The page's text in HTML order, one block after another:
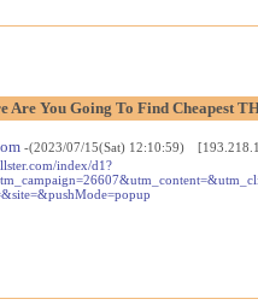
Are You Going To Find Cheapest
-(2023/07/15(Sat) 12:10:59)
index/d1?